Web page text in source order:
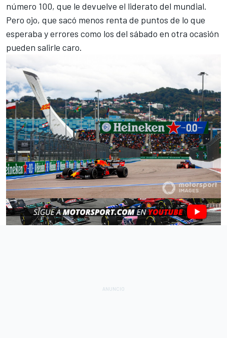
número 100, que le devuelve el liderato del mundial.
Pero ojo, que sacó menos renta de puntos de lo que
esperaba y errores como los del sábado en otra ocasión
pueden salirle caro.